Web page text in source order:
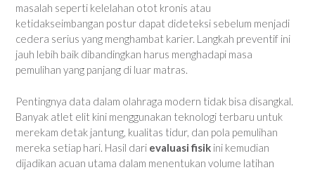
masalah seperti kelelahan otot kronis atau
ketidakseimbangan postur dapat dideteksi sebelum menjadi
cedera serius yang menghambat karier. Langkah preventif ini
jauh lebih baik dibandingkan harus menghadapi masa
pemulihan yang panjang di luar matras.
Pentingnya data dalam olahraga modern tidak bisa disangkal.
Banyak atlet elit kini menggunakan teknologi terbaru untuk
merekam detak jantung, kualitas tidur, dan pola pemulihan
mereka setiap hari. Hasil dari evaluasi fisik ini kemudian
dijadikan acuan utama dalam menentukan volume latihan